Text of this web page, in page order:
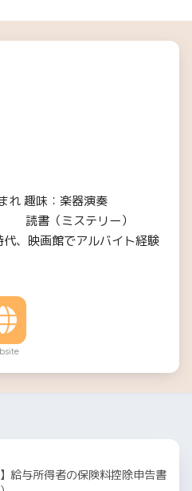
趣味：楽器演奏
書（ミステリー）
映画館でアルバイト経験
】給与所得者の保険料控除申告書